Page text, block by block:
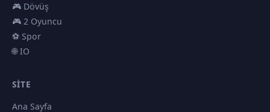
🎮 Dövüş
🎮 2 Oyuncu
⚽ Spor
🌐 IO
SITE
Ana Sayfa